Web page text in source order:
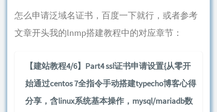
怎么申请泛域名证书，百度一下就行，或者参考
文章开头我的lnmp搭建教程中的对应章节：
【建站教程4/6】Part4 ssl证书申请设置{从零开
始通过centos 7全指令手动搭建typecho博客心得
分享，含linux系统基本操作，mysql/mariadb数